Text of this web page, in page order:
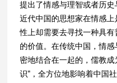
提出了情感与理智或者历史
近代中国的思想家在情感
性上却需要去寻找一种具
的价值。在传统中国，情
密地结合在一起的，儒教成
识”，全方位地影响着中国